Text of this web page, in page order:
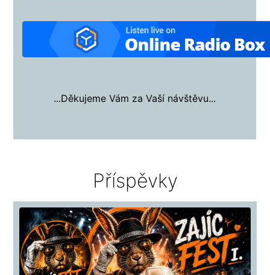
...Děkujeme Vám za Vaší návštěvu...
Příspěvky